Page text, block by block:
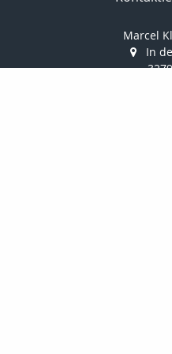
Marcel
In